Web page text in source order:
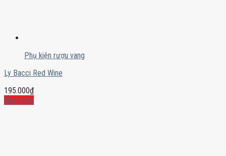
Phụ kiện rượu vang
Ly Bacci Red Wine
195.000₫
Mua ngay